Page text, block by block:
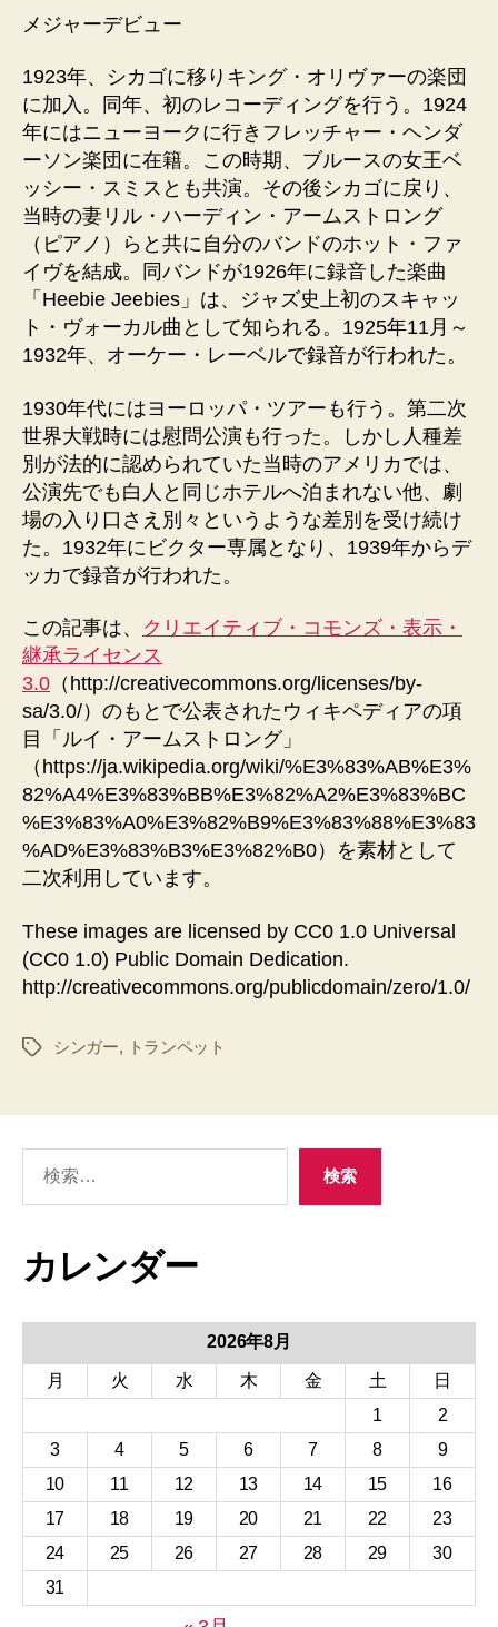
メジャーデビュー
1923年、シカゴに移りキング・オリヴァーの楽団
に加入。同年、初のレコーディングを行う。1924
年にはニューヨークに行きフレッチャー・ヘンダ
ーソン楽団に在籍。この時期、ブルースの女王ベ
ッシー・スミスとも共演。その後シカゴに戻り、
当時の妻リル・ハーディン・アームストロング
（ピアノ）らと共に自分のバンドのホット・ファ
イヴを結成。同バンドが1926年に録音した楽曲
「Heebie Jeebies」は、ジャズ史上初のスキャッ
ト・ヴォーカル曲として知られる。1925年11月～
1932年、オーケー・レーベルで録音が行われた。
1930年代にはヨーロッパ・ツアーも行う。第二次
世界大戦時には慰問公演も行った。しかし人種差
別が法的に認められていた当時のアメリカでは、
公演先でも白人と同じホテルへ泊まれない他、劇
場の入り口さえ別々というような差別を受け続け
た。1932年にビクター専属となり、1939年からデ
ッカで録音が行われた。
この記事は、 クリエイティブ・コモンズ・表示・
継承ライセンス
3.0 （http://creativecommons.org/licenses/by-
sa/3.0/）のもとで公表されたウィキペディアの項
目「ルイ・アームストロング」
（https://ja.wikipedia.org/wiki/%E3%83%AB%E3%
82%A4%E3%83%BB%E3%82%A2%E3%83%BC
%E3%83%A0%E3%82%B9%E3%83%88%E3%83
%AD%E3%83%B3%E3%82%B0）を素材として
二次利用しています。
These images are licensed by CC0 1.0 Universal
(CC0 1.0) Public Domain Dedication.
http://creativecommons.org/publicdomain/zero/1.0/
タ
シンガー, トランペット
検索
カレンダー
2026年8月
月 火 水 木 金 土
日
1
2
3
4 5 6 7 8
9
10
11 12 13 14 15
16
17
18 19 20 21 22
23
24
25 26 27 28 29
30
31